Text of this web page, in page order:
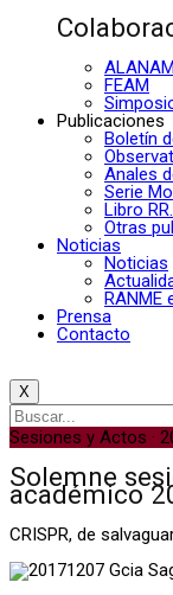
ALANAM
FEAM
Publicaciones
Boletín
Anales
Serie
Libro
Otras
Noticias
Noticias
RANME
Prensa
Contacto
X
Sesiones y Actos ·
Solemne
académico
CRISPR, de